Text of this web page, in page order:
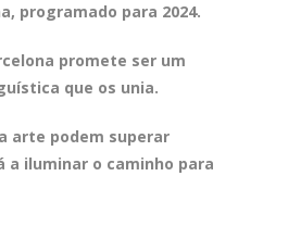
programado para 2024.
promete ser um
que os unia.
arte podem superar
a iluminar o caminho para